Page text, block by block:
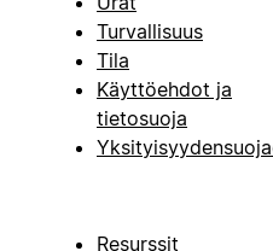
Turvallisuus
Tila
Käyttöehdot ja
tietosuoja
Resurssit